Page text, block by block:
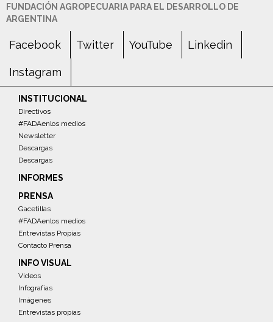
FUNDACIÓN AGROPECUARIA PARA EL DESARROLLO DE
ARGENTINA
Facebook Twitter YouTube Linkedin
Instagram
INSTITUCIONAL
Directivos
#FADAenlos medios
Newsletter
Descargas
Descargas
INFORMES
PRENSA
Gacetillas
#FADAenlos medios
Entrevistas Propias
Contacto Prensa
INFO VISUAL
Videos
Infografías
Imágenes
Entrevistas propias